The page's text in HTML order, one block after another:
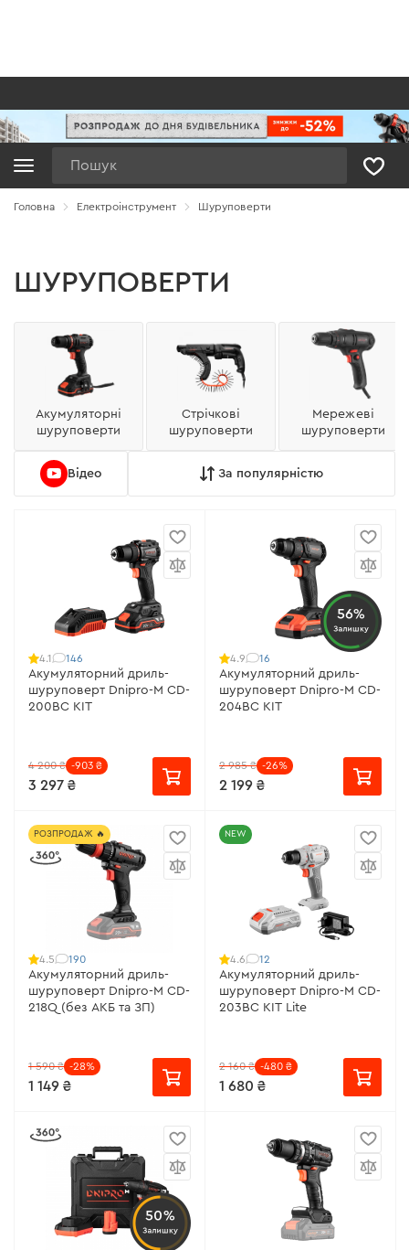
Головна Електроінструмент Шуруповерти
ШУРУПОВЕРТИ
Акумуляторні
шуруповерти
Стрічкові
шуруповерти
Мережеві
шуруповерти
Відео За популярністю
4.1 146
Акумуляторний дриль-
шуруповерт Dnipro-M CD-
200BC KIT
4 200 ₴ -903 ₴
3 297 ₴
56%
Залишку
4.9 16
Акумуляторний дриль-
шуруповерт Dnipro-M CD-
204BC KIT
2 985 ₴ -26%
2 199 ₴
РОЗПРОДАЖ 🔥
4.5 190
Акумуляторний дриль-
шуруповерт Dnipro-M CD-
218Q (без АКБ та ЗП)
1 590 ₴ -28%
1 149 ₴
NEW
4.6 12
Акумуляторний дриль-
шуруповерт Dnipro-M CD-
203BC KIT Lite
2 160 ₴ -480 ₴
1 680 ₴
50%
Залишку